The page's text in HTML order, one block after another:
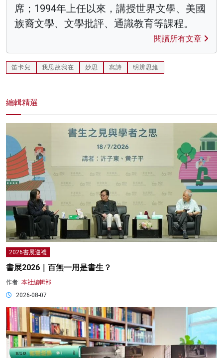
席；1994年上任以來，講授世界文學、美國
族裔文學、文學批評、通識教育等課程。
閱讀所有文章
笛卡兒 我思故我在 妙思 寫詩 明辨思維
編輯精選
2026書展巡禮
書展2026｜百無一用是書生？
作者: 本社編輯部
2026-08-07